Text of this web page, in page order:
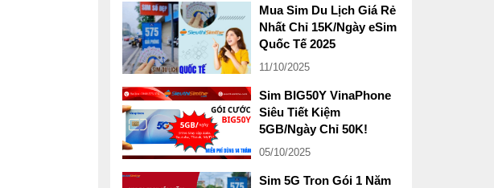
Mua Sim Du Lịch Giá Rẻ
Nhất Chỉ 15K/Ngày eSim
Quốc Tế 2025
11/10/2025
Sim BIG50Y VinaPhone
Siêu Tiết Kiệm
5GB/Ngày Chỉ 50K!
05/10/2025
Sim 5G Tron Gói 1 Năm